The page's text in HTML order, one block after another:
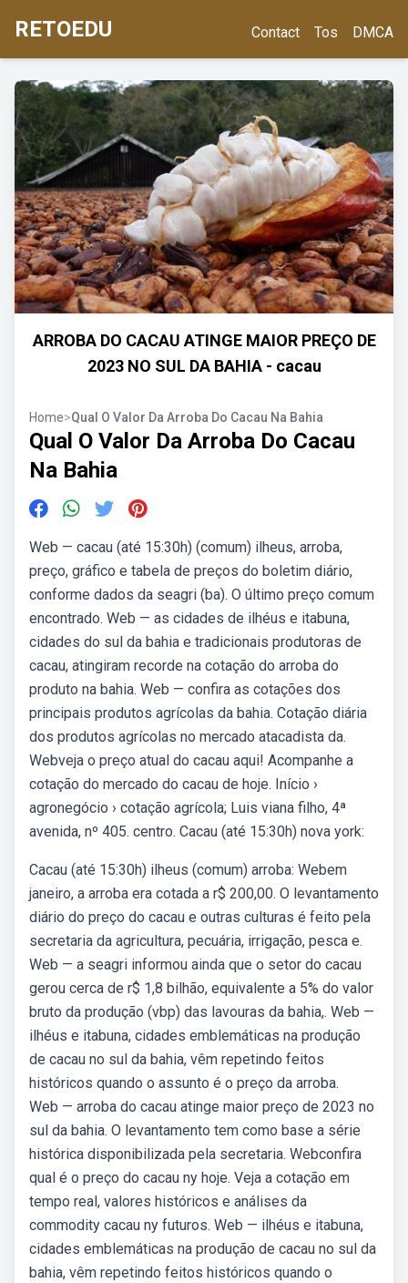
RETOEDU Contact Tos DMCA
ARROBA DO CACAU ATINGE MAIOR PREÇO DE
2023 NO SUL DA BAHIA - cacau
Home>Qual O Valor Da Arroba Do Cacau Na Bahia
Qual O Valor Da Arroba Do Cacau
Na Bahia
Web — cacau (até 15:30h) (comum) ilheus, arroba,
preço, gráfico e tabela de preços do boletim diário,
conforme dados da seagri (ba). O último preço comum
encontrado. Web — as cidades de ilhéus e itabuna,
cidades do sul da bahia e tradicionais produtoras de
cacau, atingiram recorde na cotação do arroba do
produto na bahia. Web — confira as cotações dos
principais produtos agrícolas da bahia. Cotação diária
dos produtos agrícolas no mercado atacadista da.
Webveja o preço atual do cacau aqui! Acompanhe a
cotação do mercado do cacau de hoje. Início ›
agronegócio › cotação agrícola; Luis viana filho, 4ª
avenida, nº 405. centro. Cacau (até 15:30h) nova york:
Cacau (até 15:30h) ilheus (comum) arroba: Webem
janeiro, a arroba era cotada a r$ 200,00. O levantamento
diário do preço do cacau e outras culturas é feito pela
secretaria da agricultura, pecuária, irrigação, pesca e.
Web — a seagri informou ainda que o setor do cacau
gerou cerca de r$ 1,8 bilhão, equivalente a 5% do valor
bruto da produção (vbp) das lavouras da bahia,. Web —
ilhéus e itabuna, cidades emblemáticas na produção
de cacau no sul da bahia, vêm repetindo feitos
históricos quando o assunto é o preço da arroba.
Web — arroba do cacau atinge maior preço de 2023 no
sul da bahia. O levantamento tem como base a série
histórica disponibilizada pela secretaria. Webconfira
qual é o preço do cacau ny hoje. Veja a cotação em
tempo real, valores históricos e análises da
commodity cacau ny futuros. Web — ilhéus e itabuna,
cidades emblemáticas na produção de cacau no sul da
bahia, vêm repetindo feitos históricos quando o